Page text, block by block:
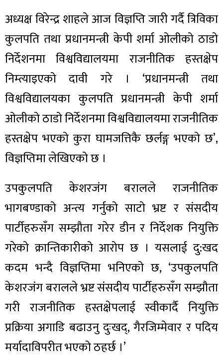
अध्यक्ष विरेन्द्र शाहले आज विज्ञप्ति जारी गर्दै त्रिविका
कुलपति तथा प्रधानमन्त्री केपी शर्मा ओलीको ठाडो
निर्देशनमा विश्वविद्यालयमा राजनीतिक हस्तक्षेप
निम्त्याइएको दावी गरे । ‘प्रधानमन्त्री तथा
विश्वविद्यालयका कुलपति प्रधानमन्त्री केपी शर्मा
ओलीको ठाडो निर्देशनमा विश्वविद्यालयमा राजनीतिक
हस्तक्षेप भएको कुरा घामजत्तिकै छर्लङ्ग भएको छ’,
विज्ञप्तिमा लेखिएको छ ।
उपकुलपति केशरजंग बरालले राजनीतिक
भागबण्डाको अन्त्य गर्नुको साटो भ्रष्ट र संसदीय
पार्टीहरुसँग सम्झौता गरेर डीन र निर्देशक नियुक्ति
गरेको क्रान्तिकारीको आरोप छ । यसलाई दु:खद
कदम भन्दै विज्ञप्तिमा भनिएको छ, ‘उपकुलपति
केशरजंग बरालले भ्रष्ट संसदीय पार्टीहरुसँग सम्झौता
गरी राजनीतिक हस्तक्षेपलाई स्वीकार्दै नियुक्ति
प्रक्रिया अगाडि बढाउनु दुःखद्, गैरजिम्मेवार र पदिय
मर्यादाविपरीत भएको ठहर्छ ।’